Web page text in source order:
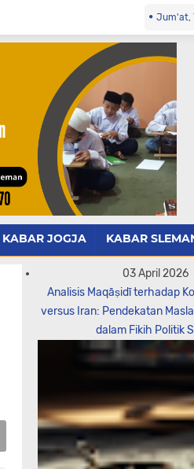
Jum'at,
KABAR JOGJA KABAR
03 April 2026
Analisis Maqāṣidī terhadap
versus Iran: Pendekatan
dalam Fikih Politik